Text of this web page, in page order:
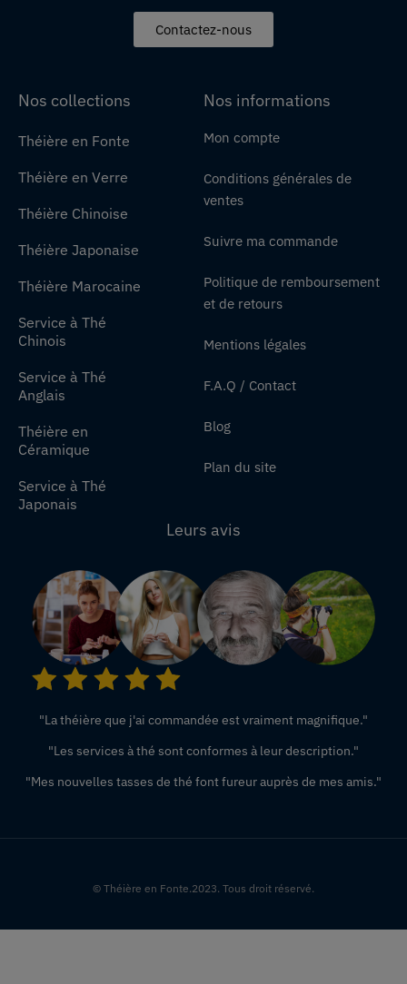
Contactez-nous
Nos collections
Théière en Fonte
Théière en Verre
Théière Chinoise
Théière Japonaise
Théière Marocaine
Service à Thé
Chinois
Service à Thé
Anglais
Théière en
Céramique
Service à Thé
Japonais
Nos informations
Mon compte
Conditions générales de
ventes
Suivre ma commande
Politique de remboursement
et de retours
Mentions légales
F.A.Q / Contact
Blog
Plan du site
Leurs avis
"La théière que j'ai commandée est vraiment magnifique."
"Les services à thé sont conformes à leur description."
"Mes nouvelles tasses de thé font fureur auprès de mes amis."
© Théière en Fonte.2023. Tous droit réservé.